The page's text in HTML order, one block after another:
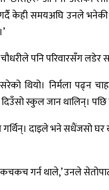
गर्दै केही समयअघि उनले
चौधरीले पनि परिवारसँग लडेर
सरेको थियो। निर्मला पढ्न
दिउँसो स्कुल जान थालिन्।
दाइले भने सधैंजसो
कचकच गर्न थाले,’ उनले